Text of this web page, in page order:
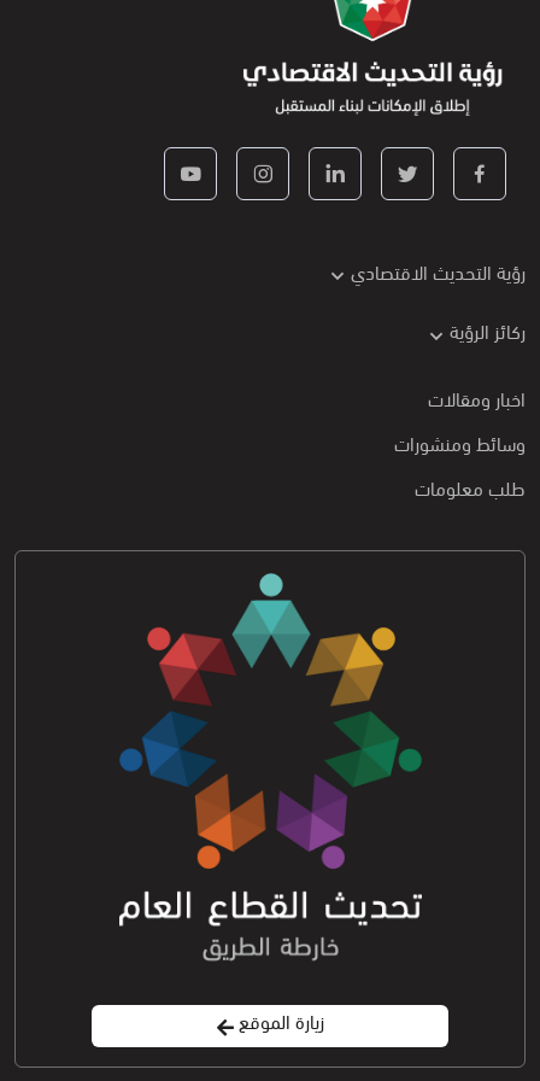
رؤية التحديث الاقتصادي
ركائز الرؤية
اخبار ومقالات
وسائط ومنشورات
طلب معلومات
زيارة الموقع